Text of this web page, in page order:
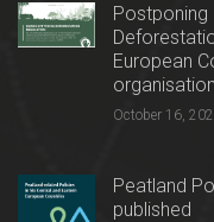
Postponing
European
October 16,
Peatland
published